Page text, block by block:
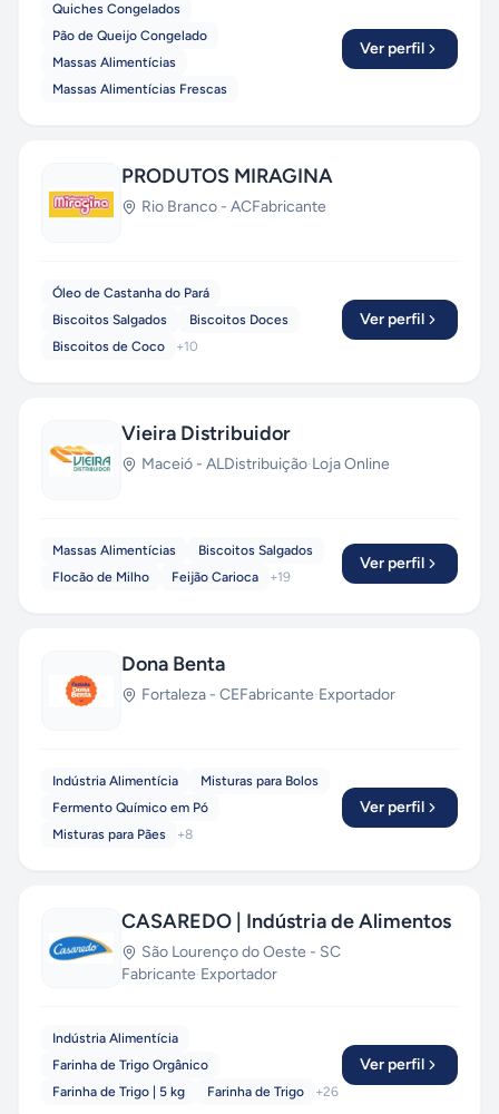
Quiches Congelados
Pão de Queijo Congelado
Massas Alimentícias
Massas Alimentícias Frescas
Ver perfil
PRODUTOS MIRAGINA
Rio Branco - ACFabricante
Óleo de Castanha do Pará
Biscoitos Salgados
Biscoitos Doces
Biscoitos de Coco
+10
Ver perfil
Vieira Distribuidor
Maceió - ALDistribuição·Loja Online
Massas Alimentícias
Biscoitos Salgados
Flocão de Milho
Feijão Carioca +19
Ver perfil
Dona Benta
Fortaleza - CEFabricante·Exportador
Indústria Alimentícia
Misturas para Bolos
Fermento Químico em Pó
Misturas para Pães
+8
Ver perfil
CASAREDO | Indústria de Alimentos
São Lourenço do Oeste - SC
Fabricante·Exportador
Indústria Alimentícia
Farinha de Trigo Orgânico
Farinha de Trigo | 5 kg
Farinha de Trigo +26
Ver perfil